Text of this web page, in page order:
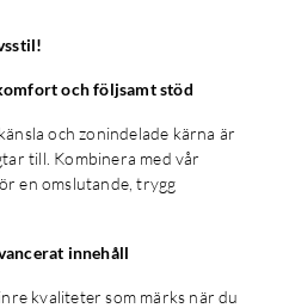
och följsamt stöd
och zonindelade kärna är
till. Kombinera med vår
en omslutande, trygg
innehåll
kvaliteter som märks när du